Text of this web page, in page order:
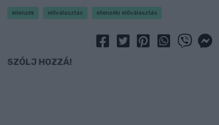
ellenzék előválasztás ellenzéki előválasztás
SZÓLJ HOZZÁ!